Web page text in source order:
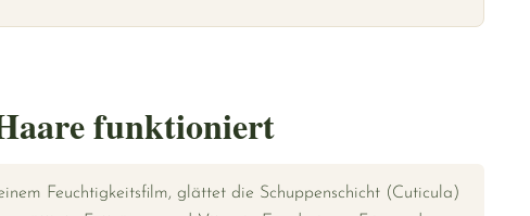
funktioniert
Feuchtigkeitsfilm, glättet die Schuppenschicht (Cuticula)